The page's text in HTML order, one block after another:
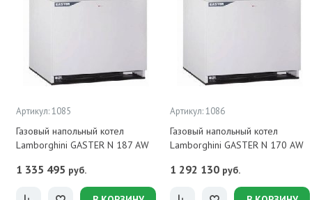
Артикул: 1085
Газовый напольный котел
Lamborghini GASTER N 187 AW
1 335 495 руб.
Артикул: 1086
Газовый напольный котел
Lamborghini GASTER N 170 AW
1 292 130 руб.